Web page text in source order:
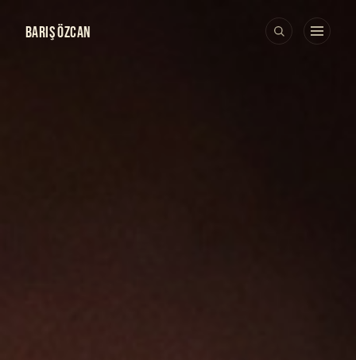
BARIŞ ÖZCAN